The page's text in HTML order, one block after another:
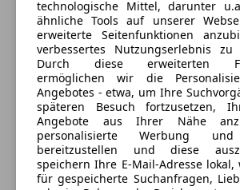
LED-Tagfahrlicht
Müdigkeitswarnsystem
Nebelscheinwerfer
Notbremsassistent
Notrufsystem
Reifendruckkontrollsystem
Seitenairbag
Servolenkung
Traktionskontrolle
Chrono Paket und Vorrüstung
90l Kraftstofftank
Räder
20-/21 Zoll GT3 RS Magnesium-
MH Sportwagen e.U.
Sternebewertung 5 von 5
5Sterne
(100% Weiterempfehlungen)
Anbieter auf AutoScout24 seit 2026
Bramsaustraße 13,
5324 Faistenau, AT
Kontakt
technologische Mittel, darunter
ähnliche Tools auf unserer
erweiterte Seitenfunktionen
verbessertes Nutzungserlebnis zu
Durch diese erweiterten
ermöglichen wir die
Angebotes - etwa, um Ihre
späteren Besuch fortzusetzen,
Angebote aus Ihrer Nähe
personalisierte Werbung und
bereitzustellen und diese
speichern Ihre E-Mail-Adresse lokal,
für gespeicherte Suchanfragen,